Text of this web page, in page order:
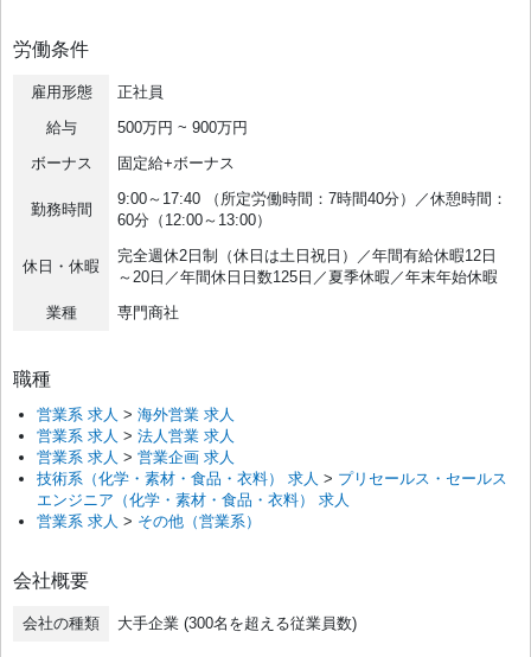
労働条件
雇用形態
正社員
給与
500万円 ~ 900万円
ボーナス
固定給+ボーナス
勤務時間
9:00～17:40 （所定労働時間：7時間40分）／休憩時間：
60分（12:00～13:00）
休日・休暇
完全週休2日制（休日は土日祝日）／年間有給休暇12日
～20日／年間休日日数125日／夏季休暇／年末年始休暇
業種
専門商社
職種
営業系 求人 > 海外営業 求人
営業系 求人 > 法人営業 求人
営業系 求人 > 営業企画 求人
技術系（化学・素材・食品・衣料） 求人 > プリセールス・セールス
エンジニア（化学・素材・食品・衣料） 求人
営業系 求人 > その他（営業系）
会社概要
会社の種類 大手企業 (300名を超える従業員数)